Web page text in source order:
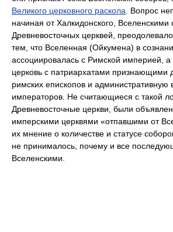
Великого церковного раскола . Вопрос
начиная от Халкидонского,
Древневосточных церквей,
тем, что Вселенная (Ойкумена) в
ассоциировалась с Римской империей,
церковь с патриархатами признающими
римских епископов и административную
императоров. Не считающиеся с такой
Древневосточные церкви, были
имперскими церквями «отпавшими от
их мнение о количестве и статусе
не принималось, почему и все
Вселенскими.